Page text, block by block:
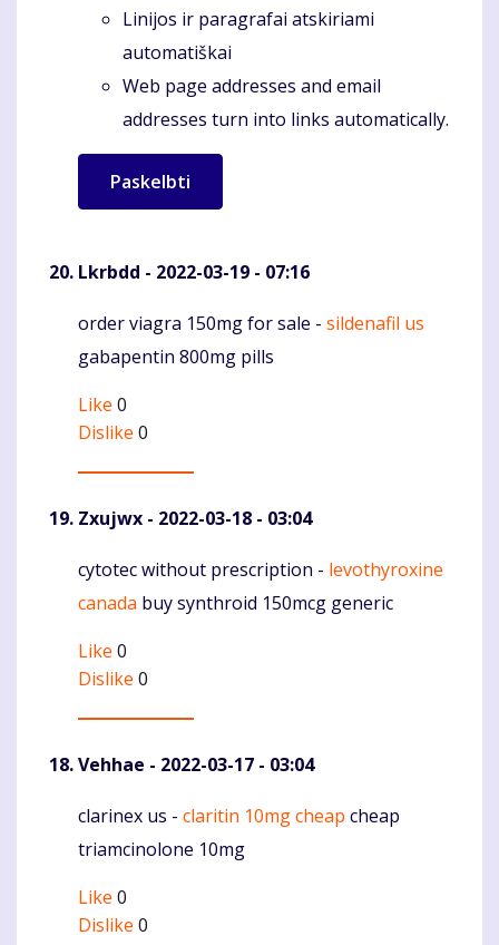
Linijos ir paragrafai atskiriami
automatiškai
Web page addresses and email
addresses turn into links automatically.
Lkrbdd - 2022-03-19 - 07:16
Komentaras
order viagra 150mg for sale - sildenafil us
gabapentin 800mg pills
Like 0
Dislike 0
Zxujwx - 2022-03-18 - 03:04
Komentaras
cytotec without prescription - levothyroxine
canada buy synthroid 150mcg generic
Like 0
Dislike 0
Vehhae - 2022-03-17 - 03:04
Komentaras
clarinex us - claritin 10mg cheap cheap
triamcinolone 10mg
Like 0
Dislike 0